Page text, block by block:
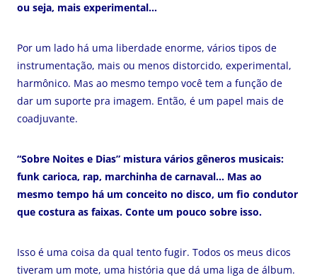
ou seja, mais experimental…
Por um lado há uma liberdade enorme, vários tipos de
instrumentação, mais ou menos distorcido, experimental,
harmônico. Mas ao mesmo tempo você tem a função de
dar um suporte pra imagem. Então, é um papel mais de
coadjuvante.
“Sobre Noites e Dias” mistura vários gêneros musicais:
funk carioca, rap, marchinha de carnaval… Mas ao
mesmo tempo há um conceito no disco, um fio condutor
que costura as faixas. Conte um pouco sobre isso.
Isso é uma coisa da qual tento fugir. Todos os meus dicos
tiveram um mote, uma história que dá uma liga de álbum.